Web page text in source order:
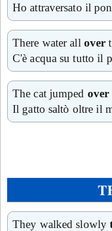
Ho attraversato il
There water all over
C'è acqua su tutto il
The cat jumped over
Il gatto saltò oltre il
They walked slowly